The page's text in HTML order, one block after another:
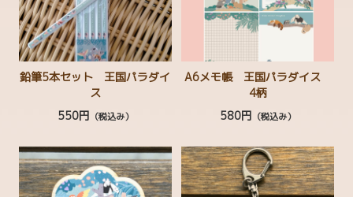
鉛筆5本セット 王国パラダイ
ス
550円 （税込み）
A6メモ帳 王国パラダイス
4柄
580円 （税込み）